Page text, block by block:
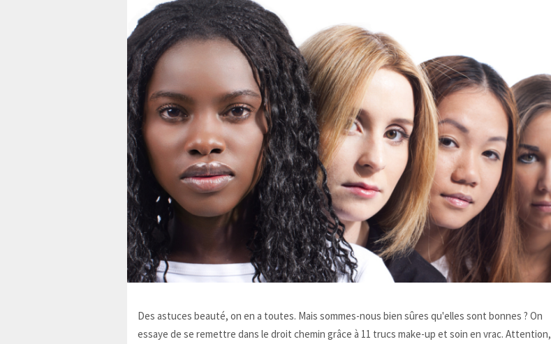
Des astuces beauté, on en a toutes. Mais sommes-nous bien sûres qu'elles sont bonnes ? On
essaye de se remettre dans le droit chemin grâce à 11 trucs make-up et soin en vrac. Attention,